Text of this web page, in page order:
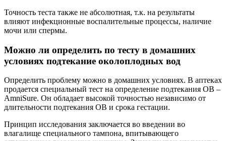
Точность теста также не абсолютная, т.к. на результаты
влияют инфекционные воспалительные процессы, наличие
мочи или спермы.
Можно ли определить по тесту в домашних
условиях подтекание околоплодных вод
Определить проблему можно в домашних условиях. В аптеках
продается специальный тест на определение подтекания ОВ –
AmniSure. Он обладает высокой точностью независимо от
длительности подтекания ОВ и срока гестации.
Принцип исследования заключается во введении во
влагалище специального тампона, впитывающего